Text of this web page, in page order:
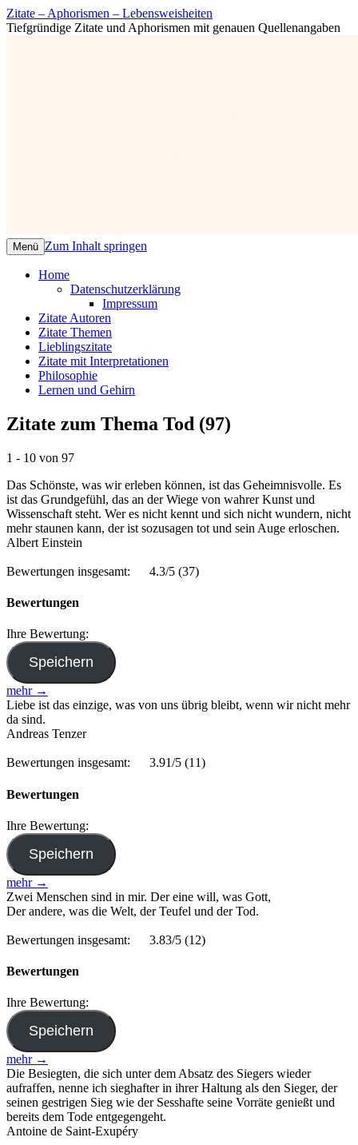
Zitate – Aphorismen – Lebensweisheiten
Tiefgründige Zitate und Aphorismen mit genauen Quellenangaben
Menü Zum Inhalt springen
Home
Datenschutzerklärung
Impressum
Zitate Autoren
Zitate Themen
Lieblingszitate
Zitate mit Interpretationen
Philosophie
Lernen und Gehirn
Zitate zum Thema Tod (97)
1 - 10 von 97
Das Schönste, was wir erleben können, ist das Geheimnisvolle. Es
ist das Grundgefühl, das an der Wiege von wahrer Kunst und
Wissenschaft steht. Wer es nicht kennt und sich nicht wundern, nicht
mehr staunen kann, der ist sozusagen tot und sein Auge erloschen.
Albert Einstein
Bewertungen insgesamt: 4.3/5 (37)
Bewertungen
Ihre Bewertung:
mehr →
Liebe ist das einzige, was von uns übrig bleibt, wenn wir nicht mehr
da sind.
Andreas Tenzer
Bewertungen insgesamt: 3.91/5 (11)
Bewertungen
Ihre Bewertung:
mehr →
Zwei Menschen sind in mir. Der eine will, was Gott,
Der andere, was die Welt, der Teufel und der Tod.
Bewertungen insgesamt: 3.83/5 (12)
Bewertungen
Ihre Bewertung:
mehr →
Die Besiegten, die sich unter dem Absatz des Siegers wieder
aufraffen, nenne ich sieghafter in ihrer Haltung als den Sieger, der
seinen gestrigen Sieg wie der Sesshafte seine Vorräte genießt und
bereits dem Tode entgegengeht.
Antoine de Saint-Exupéry